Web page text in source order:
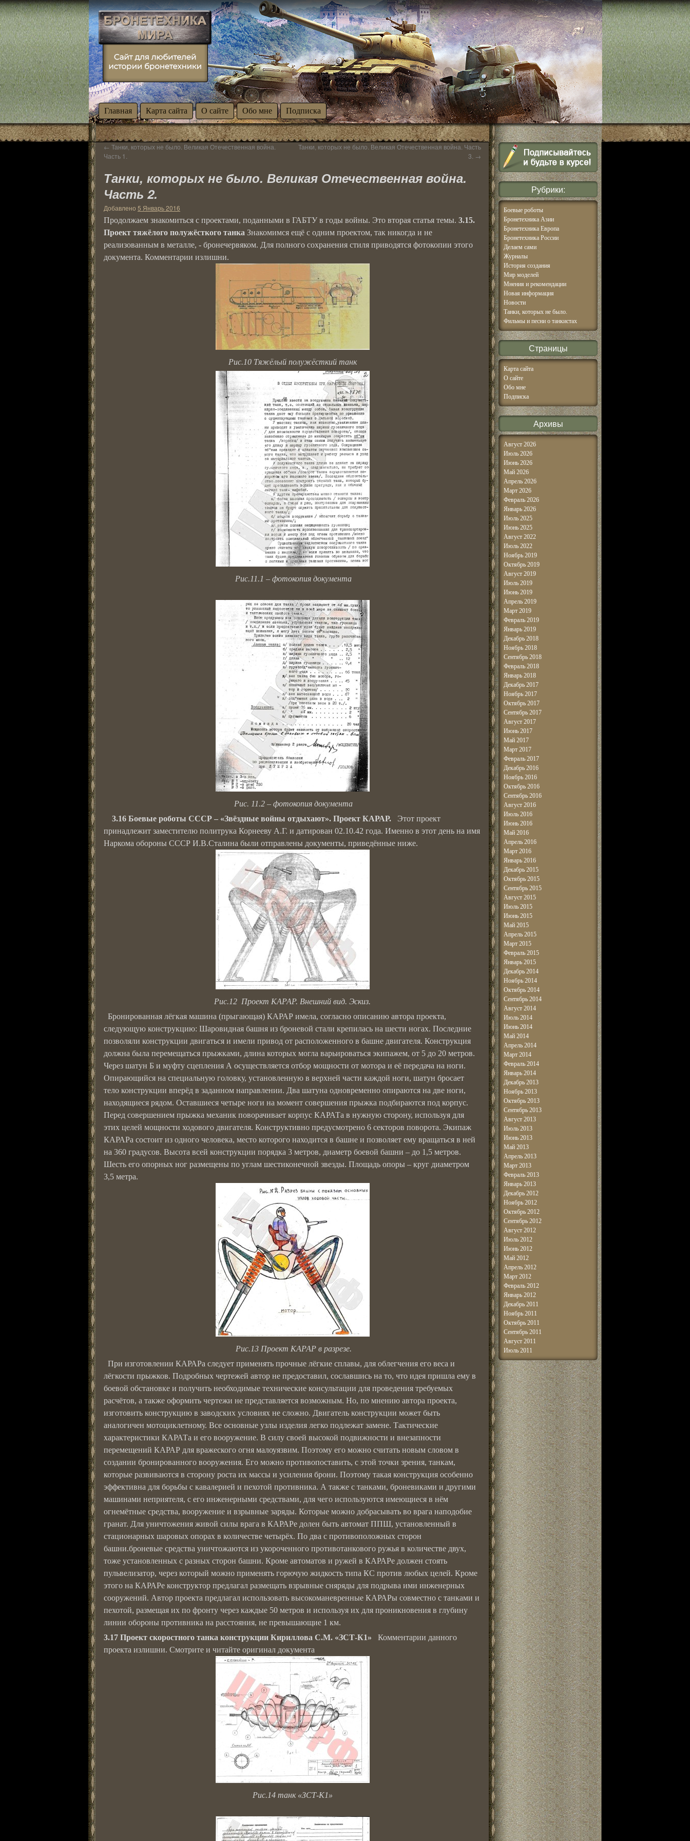
Главная Карта сайта О сайте Обо мне Подписка
← Танки, которых не было. Великая Отечественная война.
Часть 1.
Танки, которых не было. Великая Отечественная война. Часть
3. →
Танки, которых не было. Великая Отечественная война.
Часть 2.
Добавлено 5 Январь 2016
Продолжаем знакомиться с проектами, поданными в ГАБТУ в годы войны. Это вторая статья темы. 3.15.
Проект тяжёлого полужёсткого танка Знакомимся ещё с одним проектом, так никогда и не
реализованным в металле, - бронечервяком. Для полного сохранения стиля приводятся фотокопии этого
документа. Комментарии излишни.
Рис.10 Тяжёлый полужёсткий танк
Рис.11.1 – фотокопия документа
Рис. 11.2 – фотокопия документа
3.16 Боевые роботы СССР – «Звёздные войны отдыхают». Проект КАРАР.
Этот проект
принадлежит заместителю политрука Корнееву А.Г. и датирован 02.10.42 года. Именно в этот день на имя
Наркома обороны СССР И.В.Сталина были отправлены документы, приведённые ниже.
Рис.12 Проект КАРАР. Внешний вид. Эскиз.
Бронированная лёгкая машина (прыгающая) КАРАР имела, согласно описанию автора проекта,
следующую конструкцию: Шаровидная башня из броневой стали крепилась на шести ногах. Последние
позволяли конструкции двигаться и имели привод от расположенного в башне двигателя. Конструкция
должна была перемещаться прыжками, длина которых могла варьироваться экипажем, от 5 до 20 метров.
Через шатун Б и муфту сцепления А осуществляется отбор мощности от мотора и её передача на ноги.
Опирающийся на специальную головку, установленную в верхней части каждой ноги, шатун бросает
тело конструкции вперёд в заданном направлении. Два шатуна одновременно опираются на две ноги,
находящиеся рядом. Оставшиеся четыре ноги на момент совершения прыжка подбираются под корпус.
Перед совершением прыжка механик поворачивает корпус КАРАТа в нужную сторону, используя для
этих целей мощности ходового двигателя. Конструктивно предусмотрено 6 секторов поворота. Экипаж
КАРАРа состоит из одного человека, место которого находится в башне и позволяет ему вращаться в ней
на 360 градусов. Высота всей конструкции порядка 3 метров, диаметр боевой башни – до 1,5 метров.
Шесть его опорных ног размещены по углам шестиконечной звезды. Площадь опоры – круг диаметром
3,5 метра.
Рис.13 Проект КАРАР в разрезе.
При изготовлении КАРАРа следует применять прочные лёгкие сплавы, для облегчения его веса и
лёгкости прыжков. Подробных чертежей автор не предоставил, сославшись на то, что идея пришла ему в
боевой обстановке и получить необходимые технические консультации для проведения требуемых
расчётов, а также оформить чертежи не представляется возможным. Но, по мнению автора проекта,
изготовить конструкцию в заводских условиях не сложно. Двигатель конструкции может быть
аналогичен мотоциклетному. Все основные узлы изделия легко подлежат замене. Тактические
характеристики КАРАТа и его вооружение. В силу своей высокой подвижности и внезапности
перемещений КАРАР для вражеского огня малоуязвим. Поэтому его можно считать новым словом в
создании бронированного вооружения. Его можно противопоставить, с этой точки зрения, танкам,
которые развиваются в сторону роста их массы и усиления брони. Поэтому такая конструкция особенно
эффективна для борьбы с кавалерией и пехотой противника. А также с танками, броневиками и другими
машинами неприятеля, с его инженерными средствами, для чего используются имеющиеся в нём
огнемётные средства, вооружение и взрывные заряды. Которые можно добрасывать во врага наподобие
гранат. Для уничтожения живой силы врага в КАРАРе долен быть автомат ППШ, установленный в
стационарных шаровых опорах в количестве четырёх. По два с противоположных сторон
башни.броневые средства уничтожаются из укороченного противотанкового ружья в количестве двух,
тоже установленных с разных сторон башни. Кроме автоматов и ружей в КАРАРе должен стоять
пульвелизатор, через который можно применять горючую жидкость типа КС против любых целей. Кроме
этого на КАРАРе конструктор предлагал размещать взрывные сняряды для подрыва ими инженерных
сооружений. Автор проекта предлагал использовать высокоманевренные КАРАРы совместно с танками и
пехотой, размещая их по фронту через каждые 50 метров и используя их для проникновения в глубину
линии обороны противника на расстояния, не превышающие 1 км.
3.17 Проект скоростного танка конструкции Кириллова С.М. «ЗСТ-К1»
Комментарии данного
проекта излишни. Смотрите и читайте оригинал документа
Рис.14 танк «ЗСТ-К1»
Рубрики:
Боевые роботы
Бронетехника Азии
Бронетехника Европа
Бронетехника России
Делаем сами
Журналы
История создания
Мир моделей
Мнения и рекомендации
Новая информация
Новости
Танки, которых не было.
Фильмы и песни о танкистах
Страницы
Карта сайта
О сайте
Обо мне
Подписка
Архивы
Август 2026
Июль 2026
Июнь 2026
Май 2026
Апрель 2026
Март 2026
Февраль 2026
Январь 2026
Июль 2025
Июнь 2025
Август 2022
Июль 2022
Ноябрь 2019
Октябрь 2019
Август 2019
Июль 2019
Июнь 2019
Апрель 2019
Март 2019
Февраль 2019
Январь 2019
Декабрь 2018
Ноябрь 2018
Сентябрь 2018
Февраль 2018
Январь 2018
Декабрь 2017
Ноябрь 2017
Октябрь 2017
Сентябрь 2017
Август 2017
Июнь 2017
Май 2017
Март 2017
Февраль 2017
Декабрь 2016
Ноябрь 2016
Октябрь 2016
Сентябрь 2016
Август 2016
Июль 2016
Июнь 2016
Май 2016
Апрель 2016
Март 2016
Январь 2016
Декабрь 2015
Октябрь 2015
Сентябрь 2015
Август 2015
Июль 2015
Июнь 2015
Май 2015
Апрель 2015
Март 2015
Февраль 2015
Январь 2015
Декабрь 2014
Ноябрь 2014
Октябрь 2014
Сентябрь 2014
Август 2014
Июль 2014
Июнь 2014
Май 2014
Апрель 2014
Март 2014
Февраль 2014
Январь 2014
Декабрь 2013
Ноябрь 2013
Октябрь 2013
Сентябрь 2013
Август 2013
Июль 2013
Июнь 2013
Май 2013
Апрель 2013
Март 2013
Февраль 2013
Январь 2013
Декабрь 2012
Ноябрь 2012
Октябрь 2012
Сентябрь 2012
Август 2012
Июль 2012
Июнь 2012
Май 2012
Апрель 2012
Март 2012
Февраль 2012
Январь 2012
Декабрь 2011
Ноябрь 2011
Октябрь 2011
Сентябрь 2011
Август 2011
Июль 2011